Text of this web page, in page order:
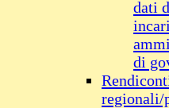
dati
di
regionali/